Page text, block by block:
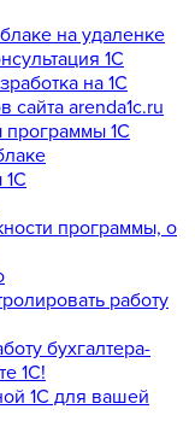
на удаленке
1С
на 1С
arenda1c.ru
1С
программы, о
работу
бухгалтера-
1С!
1С для вашей